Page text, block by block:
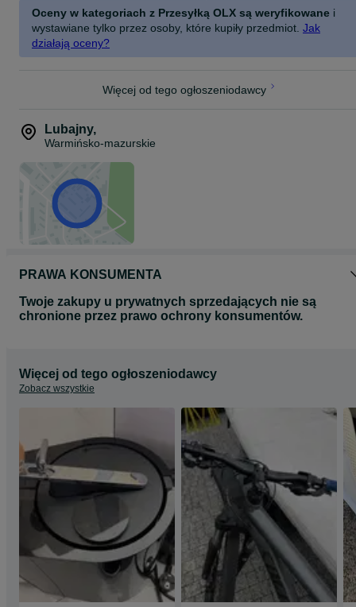
Oceny w kategoriach z Przesyłką OLX są weryfikowane i
wystawiane tylko przez osoby, które kupiły przedmiot. Jak
działają oceny?
Więcej od tego ogłoszeniodawcy
Lubajny,
Warmińsko-mazurskie
PRAWA KONSUMENTA
Twoje zakupy u prywatnych sprzedających nie są
chronione przez prawo ochrony konsumentów.
Więcej od tego ogłoszeniodawcy
Zobacz wszystkie